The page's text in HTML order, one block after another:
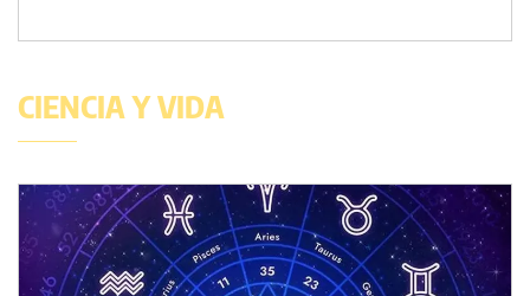
CIENCIA Y VIDA